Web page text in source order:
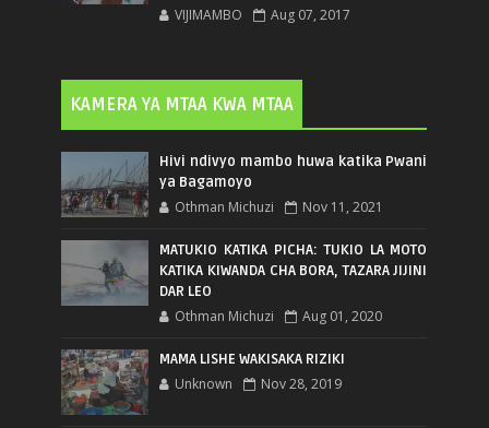
VIJIMAMBO Aug 07, 2017
KAMERA YA MTAA KWA MTAA
Hivi ndivyo mambo huwa katika Pwani
ya Bagamoyo
Othman Michuzi Nov 11, 2021
MATUKIO KATIKA PICHA: TUKIO LA MOTO
KATIKA KIWANDA CHA BORA, TAZARA JIJINI
DAR LEO
Othman Michuzi Aug 01, 2020
MAMA LISHE WAKISAKA RIZIKI
Unknown Nov 28, 2019